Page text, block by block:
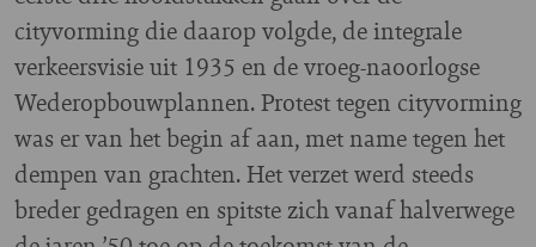
cityvorming die daarop volgde, de integrale
verkeersvisie uit 1935 en de vroeg-naoorlogse
Wederopbouwplannen. Protest tegen cityvorming
was er van het begin af aan, met name tegen het
dempen van grachten. Het verzet werd steeds
breder gedragen en spitste zich vanaf halverwege